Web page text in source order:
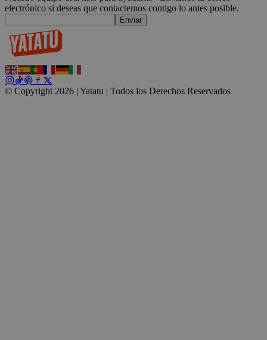
electrónico si deseas que contactemos contigo lo antes posible.
Enviar
© Copyright 2026 | Yatatu | Todos los Derechos Reservados
CookieScriptConsent